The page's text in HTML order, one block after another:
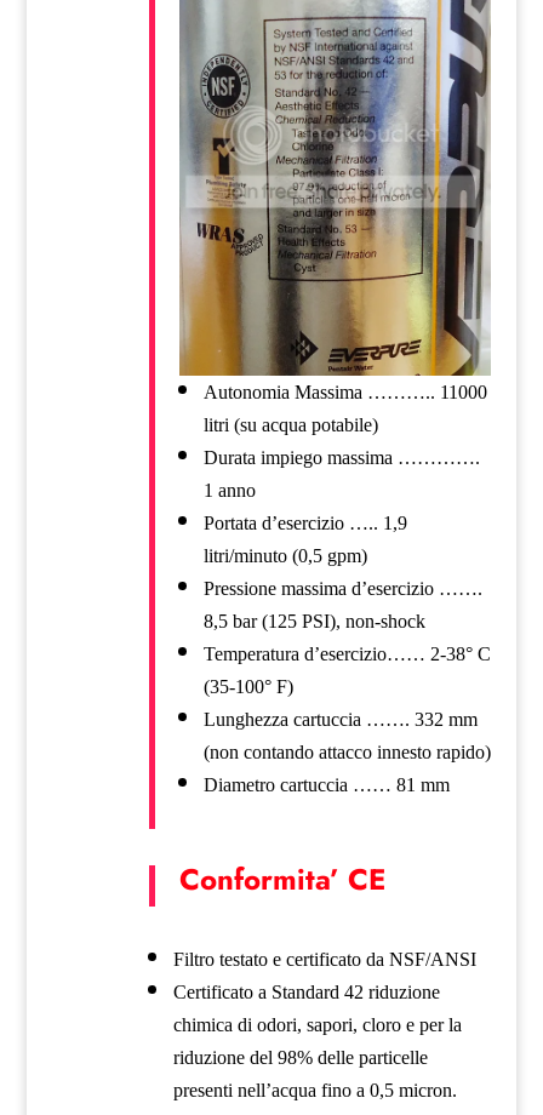
Autonomia Massima ……….. 11000
litri (su acqua potabile)
Durata impiego massima ………….
1 anno
Portata d’esercizio ….. 1,9
litri/minuto (0,5 gpm)
Pressione massima d’esercizio …….
8,5 bar (125 PSI), non-shock
Temperatura d’esercizio…… 2-38° C
(35-100° F)
Lunghezza cartuccia ……. 332 mm
(non contando attacco innesto rapido)
Diametro cartuccia …… 81 mm
Conformita’ CE
Filtro testato e certificato da NSF/ANSI
Certificato a Standard 42 riduzione
chimica di odori, sapori, cloro e per la
riduzione del 98% delle particelle
presenti nell’acqua fino a 0,5 micron.